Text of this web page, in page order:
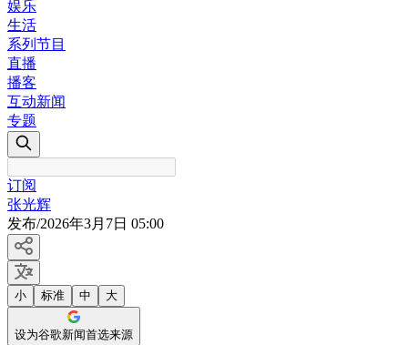
娱乐
生活
系列节目
直播
播客
互动新闻
专题
订阅
张光辉
发布/2026年3月7日 05:00
小 标准 中 大
设为谷歌新闻首选来源